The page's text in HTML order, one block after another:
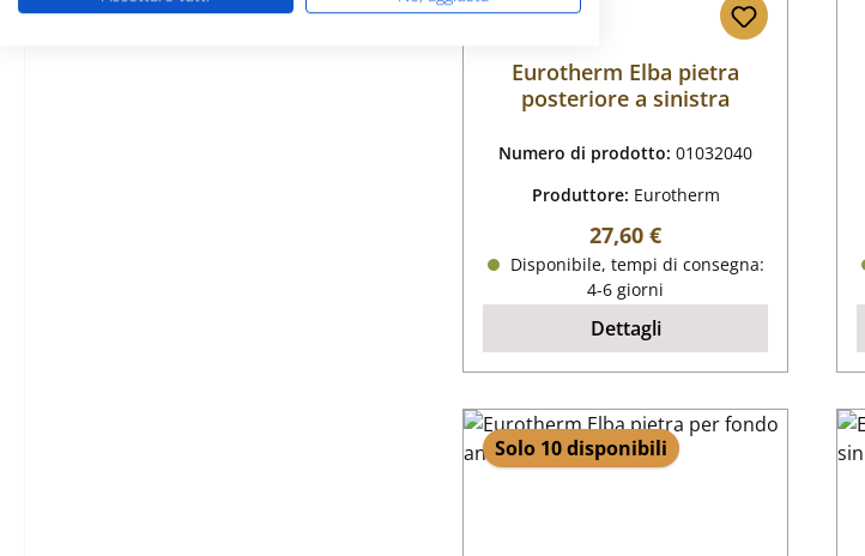
Eurotherm Elba pietra
posteriore a sinistra
Numero di prodotto:01032040
Produttore: Eurotherm
Prezzo normale:
27,60 €
Disponibile, tempi di consegna:
4-6 giorni
Dettagli
Solo 10 disponibili